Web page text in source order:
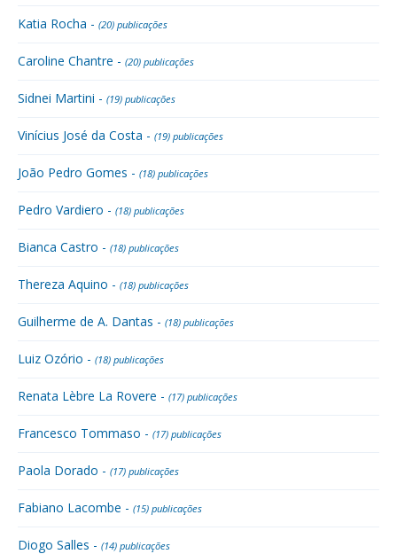
Katia Rocha - (20) publicações
Caroline Chantre - (20) publicações
Sidnei Martini - (19) publicações
Vinícius José da Costa - (19) publicações
João Pedro Gomes - (18) publicações
Pedro Vardiero - (18) publicações
Bianca Castro - (18) publicações
Thereza Aquino - (18) publicações
Guilherme de A. Dantas - (18) publicações
Luiz Ozório - (18) publicações
Renata Lèbre La Rovere - (17) publicações
Francesco Tommaso - (17) publicações
Paola Dorado - (17) publicações
Fabiano Lacombe - (15) publicações
Diogo Salles - (14) publicações